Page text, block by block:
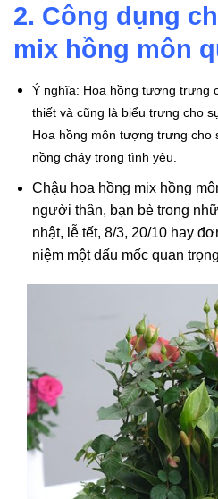
2. Công dụng
mix hồng môn
Ý nghĩa: Hoa hồng tượng trưng
thiết và cũng là biểu trưng cho
Hoa hồng môn tượng trưng cho
nồng cháy trong tình yêu.
Chậu hoa hồng mix hồng
người thân, bạn bè trong
nhật, lễ tết, 8/3, 20/10 hay
niệm một dấu mốc quan